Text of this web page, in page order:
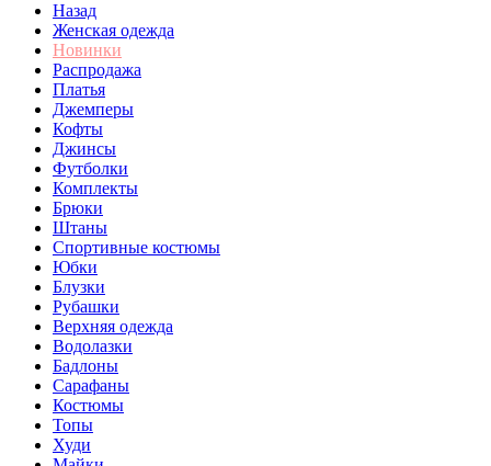
Назад
Женская одежда
Новинки
Распродажа
Платья
Джемперы
Кофты
Джинсы
Футболки
Комплекты
Брюки
Штаны
Спортивные костюмы
Юбки
Блузки
Рубашки
Верхняя одежда
Водолазки
Бадлоны
Сарафаны
Костюмы
Топы
Худи